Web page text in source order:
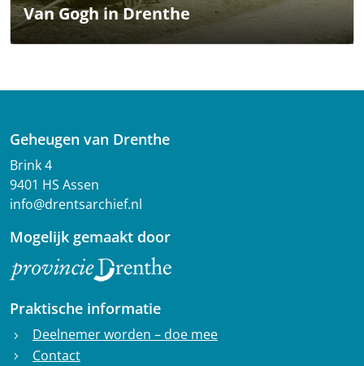
Van Gogh in Drenthe
Geheugen van Drenthe
Brink 4
9401 HS Assen
info@drentsarchief.nl
Mogelijk gemaakt door
Praktische informatie
chevron_right Deelnemer worden – doe mee
chevron_right Contact